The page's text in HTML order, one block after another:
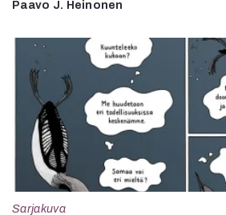
Paavo J. Heinonen
Sarjakuva